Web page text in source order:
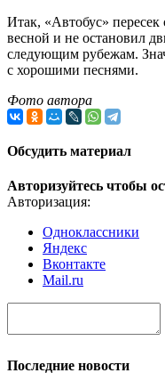
Итак, «Автобус»
весной и не остановил
следующим рубежам.
с хорошими песнями.
Фото автора
Обсудить материал
Авторизуйтесь чтобы
Авторизация:
Одноклассники
Яндекс
Вконтакте
Mail.ru
Последние новости